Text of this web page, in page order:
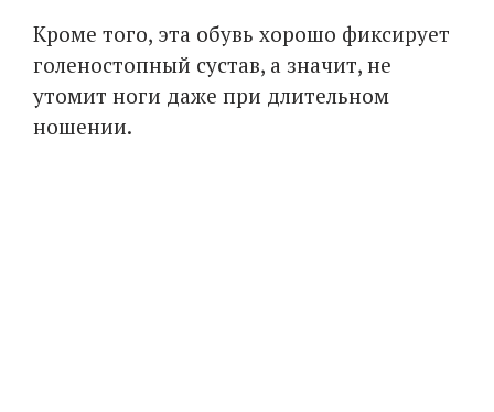
Кроме того, эта обувь хорошо фиксирует
голеностопный сустав, а значит, не
утомит ноги даже при длительном
ношении.